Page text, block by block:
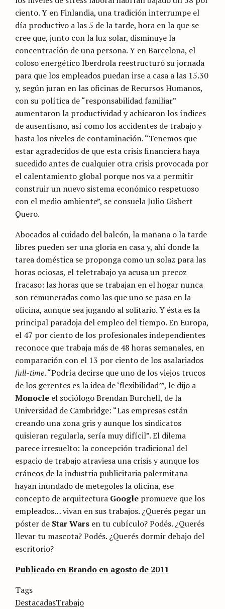
ciento. Y en Finlandia, una tradición interrumpe el
día productivo a las 5 de la tarde, hora en la que se
cree que, junto con la luz solar, disminuye la
concentración de una persona. Y en Barcelona, el
coloso energético Iberdrola reestructuró su jornada
para que los empleados puedan irse a casa a las 15.30
y, según juran en las oficinas de Recursos Humanos,
con su política de “responsabilidad familiar”
aumentaron la productividad y achicaron los índices
de ausentismo, así como los accidentes de trabajo y
hasta los niveles de contaminación. “Tenemos que
estar agradecidos de que esta crisis financiera haya
sucedido antes de cualquier otra crisis provocada por
el calentamiento global porque nos va a permitir
construir un nuevo sistema económico respetuoso
con el medio ambiente”, se consuela Julio Gisbert
Quero.
Abocados al cuidado del balcón, la mañana o la tarde
libres pueden ser una gloria en casa y, ahí donde la
tarea doméstica se proponga como un solaz para las
horas ociosas, el teletrabajo ya acusa un precoz
fracaso: las horas que se trabajan en el hogar nunca
son remuneradas como las que uno se pasa en la
oficina, aunque sea jugando al solitario. Y ésta es la
principal paradoja del empleo del tiempo. En Europa,
el 47 por ciento de los profesionales independientes
reconoce que trabaja más de 48 horas semanales, en
comparación con el 13 por ciento de los asalariados
full-time. “Podría decirse que uno de los viejos trucos
de los gerentes es la idea de ‘flexibilidad’”, le dijo a
Monocle el sociólogo Brendan Burchell, de la
Universidad de Cambridge: “Las empresas están
creando una zona gris y aunque los sindicatos
quisieran regularla, sería muy difícil”. El dilema
parece irresuelto: la concepción tradicional del
espacio de trabajo atraviesa una crisis y aunque los
cráneos de la industria publicitaria palermitana
hayan inundado de metegoles la oficina, ese
concepto de arquitectura Google promueve que los
empleados… vivan en sus trabajos. ¿Querés pegar un
póster de Star Wars en tu cubículo? Podés. ¿Querés
llevar tu mascota? Podés. ¿Querés dormir debajo del
escritorio?
Publicado en Brando en agosto de 2011
Categories
categoría
Tags
DestacadasTrabajo